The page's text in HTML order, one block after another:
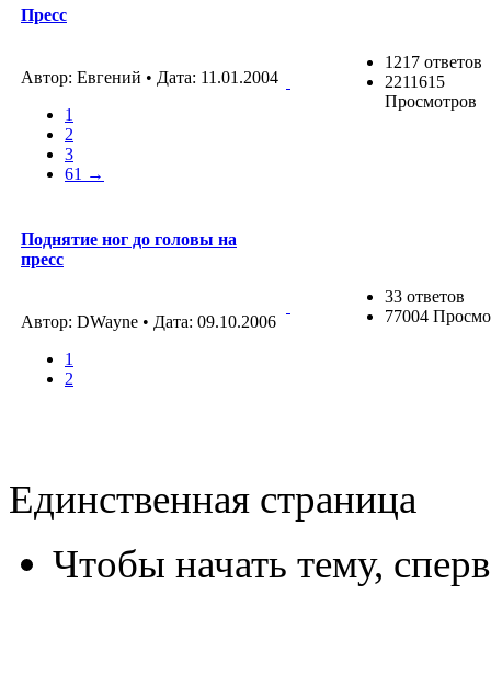
Пресс
Автор: Евгений • Дата: 11.01.2004
1
2
3
61 →
1217 ответов
2211615
Просмотров
Поднятие ног до головы на
пресс
Автор: DWayne • Дата: 09.10.2006
1
2
33 ответов
77004
Единственная страница
Чтобы начать тему,